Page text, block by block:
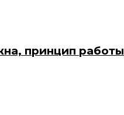
принцип работы